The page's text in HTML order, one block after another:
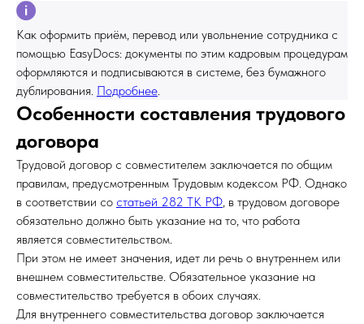
Как оформить приём, перевод или увольнение сотрудника с
помощью EasyDocs: документы по этим кадровым процедурам
оформляются и подписываются в системе, без бумажного
дублирования. Подробнее.
Особенности составления трудового
договора
Трудовой договор с совместителем заключается по общим
правилам, предусмотренным Трудовым кодексом РФ. Однако
в соответствии со статьей 282 ТК РФ, в трудовом договоре
обязательно должно быть указание на то, что работа
является совместительством.
При этом не имеет значения, идет ли речь о внутреннем или
внешнем совместительстве. Обязательное указание на
совместительство требуется в обоих случаях.
Для внутреннего совместительства договор заключается